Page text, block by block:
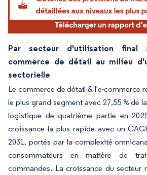
Par secteur d'utilisation final
commerce de détail au milieu
sectorielle
Le commerce de détail & l'e-commerce
le plus grand segment avec 27,55 % de
logistique de quatrième partie en
croissance la plus rapide avec un
2031, portés par la complexité
consommateurs en matière de
commandes. La croissance du secteur